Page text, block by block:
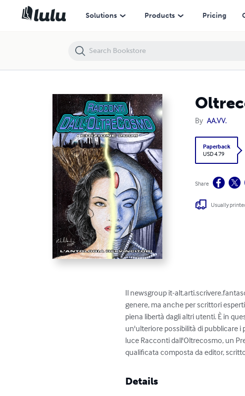
Solutions Products Pricing
By AA.VV.
Paperback
USD 4.79
Share
Usually
Il newsgroup it-
genere, ma anche per scrittori
piena libertà dagli altri utenti. È in
un'ulteriore possibilità di pubblicare
luce Racconti dall'Oltrecosmo, un
qualificata composta da editor,
Details
Oltrecosmo I - L'Antologia dei Vincitori 2005